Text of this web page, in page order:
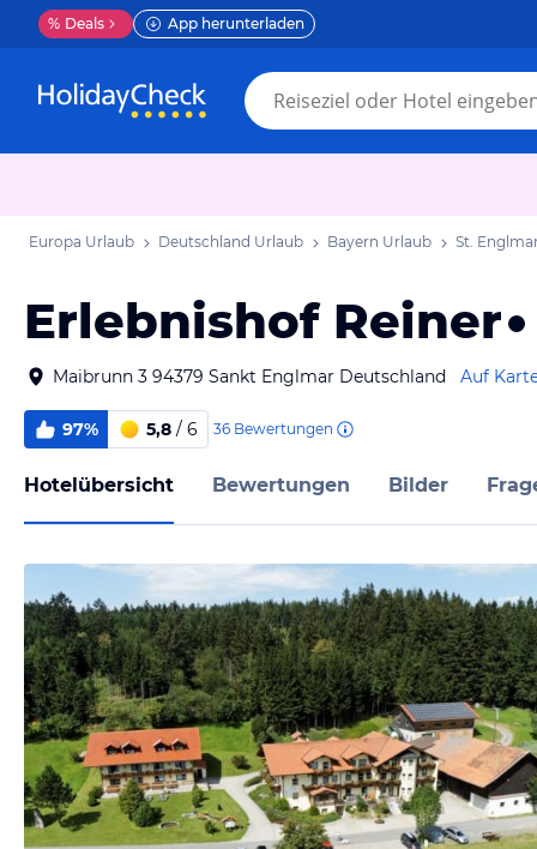
% Deals App herunterladen
Europa Urlaub Deutschland Urlaub Bayern Urlaub St.
Erlebnishof Reiner
Maibrunn 3 94379 Sankt Englmar Deutschland Auf
97% 5,8 / 6 36 Bewertungen
Hotelübersicht Bewertungen Bilder